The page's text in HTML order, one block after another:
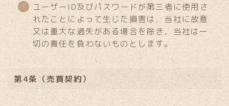
ユーザーID及びパスワードが第三者に使用さ
れたことによって生じた損害は，当社に故意
又は重大な過失がある場合を除き，当社は一
切の責任を負わないものとします。
第4条（売買契約）